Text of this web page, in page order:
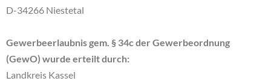
D-34266 Niestetal
Gewerbeerlaubnis gem. § 34c der Gewerbeordnung
(GewO) wurde erteilt durch:
Landkreis Kassel